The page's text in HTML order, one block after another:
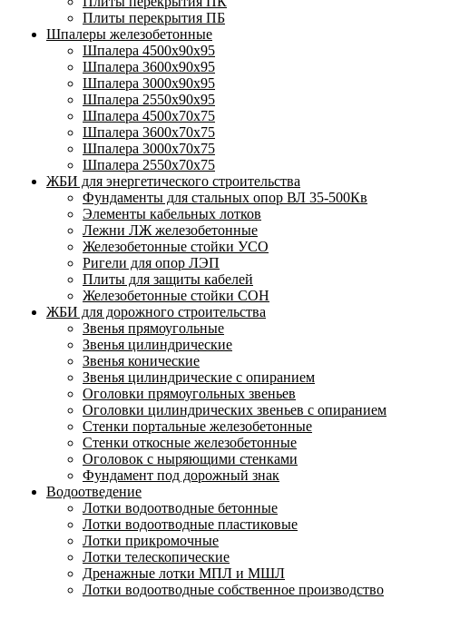
Плиты перекрытия ПБ
Шпалеры железобетонные
Шпалера 4500х90х95
Шпалера 3600х90х95
Шпалера 3000х90х95
Шпалера 2550х90х95
Шпалера 4500х70х75
Шпалера 3600х70х75
Шпалера 3000х70х75
Шпалера 2550х70х75
ЖБИ для энергетического строительства
Фундаменты для стальных опор ВЛ 35-500Кв
Элементы кабельных лотков
Лежни ЛЖ железобетонные
Железобетонные стойки УСО
Ригели для опор ЛЭП
Плиты для защиты кабелей
Железобетонные стойки СОН
ЖБИ для дорожного строительства
Звенья прямоугольные
Звенья цилиндрические
Звенья конические
Звенья цилиндрические с опиранием
Оголовки прямоугольных звеньев
Оголовки цилиндрических звеньев с опиранием
Стенки портальные железобетонные
Стенки откосные железобетонные
Оголовок с ныряющими стенками
Фундамент под дорожный знак
Водоотведение
Лотки водоотводные бетонные
Лотки водоотводные пластиковые
Лотки прикромочные
Лотки телескопические
Дренажные лотки МПЛ и МШЛ
Лотки водоотводные собственное производство